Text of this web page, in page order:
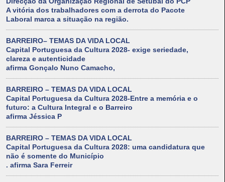
A vitória dos trabalhadores com a derrota do Pacote
Laboral marca a situação na região.
BARREIRO– TEMAS DA VIDA LOCAL
Capital Portuguesa da Cultura 2028- exige seriedade,
clareza e autenticidade
afirma Gonçalo Nuno Camacho,
BARREIRO – TEMAS DA VIDA LOCAL
Capital Portuguesa da Cultura 2028-Entre a memória e o
futuro: a Cultura Integral e o Barreiro
afirma Jéssica P
BARREIRO – TEMAS DA VIDA LOCAL
Capital Portuguesa da Cultura 2028: uma candidatura que
não é somente do Município
. afirma Sara Ferreir